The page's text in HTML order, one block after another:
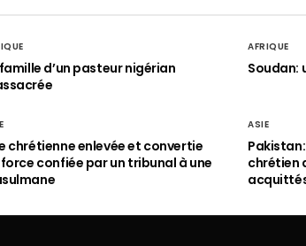
d’un pasteur nigérian
AFRIQUE
Soudan:
chrétienne enlevée et convertie
confiée par un tribunal à une
ASIE
chrétien